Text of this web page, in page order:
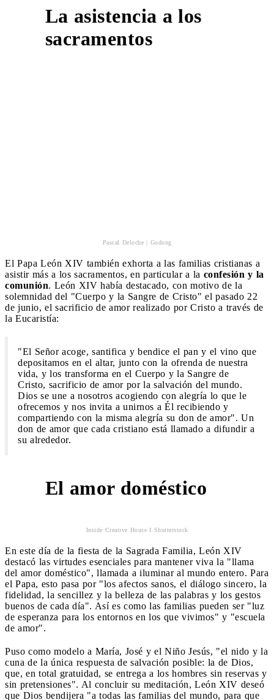
La asistencia a los
sacramentos
Pascal Deloche | Godong
El Papa León XIV también exhorta a las familias cristianas a
asistir más a los sacramentos, en particular a la confesión y la
comunión. León XIV había destacado, con motivo de la
solemnidad del "Cuerpo y la Sangre de Cristo" el pasado 22
de junio, el sacrificio de amor realizado por Cristo a través de
la Eucaristía:
"El Señor acoge, santifica y bendice el pan y el vino que
depositamos en el altar, junto con la ofrenda de nuestra
vida, y los transforma en el Cuerpo y la Sangre de
Cristo, sacrificio de amor por la salvación del mundo.
Dios se une a nosotros acogiendo con alegría lo que le
ofrecemos y nos invita a unirnos a Él recibiendo y
compartiendo con la misma alegría su don de amor". Un
don de amor que cada cristiano está llamado a difundir a
su alrededor.
El amor doméstico
Inside Creative House I Shutterstock
En este día de la fiesta de la Sagrada Familia, León XIV
destacó las virtudes esenciales para mantener viva la "llama
del amor doméstico", llamada a iluminar al mundo entero. Para
el Papa, esto pasa por "los afectos sanos, el diálogo sincero, la
fidelidad, la sencillez y la belleza de las palabras y los gestos
buenos de cada día". Así es como las familias pueden ser "luz
de esperanza para los entornos en los que vivimos" y "escuela
de amor".
Puso como modelo a María, José y el Niño Jesús, "el nido y la
cuna de la única respuesta de salvación posible: la de Dios,
que, en total gratuidad, se entrega a los hombres sin reservas y
sin pretensiones". Al concluir su meditación, León XIV deseó
que Dios bendijera "a todas las familias del mundo, para que